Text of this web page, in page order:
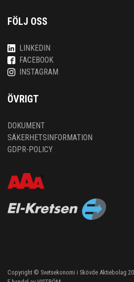
FÖLJ OSS
LINKEDIN
FACEBOOK
INSTAGRAM
ÖVRIGT
DOKUMENT
SÄKERHETSINFORMATION
GDPR-POLICY
Copyright © Svetsekonomi i Skövde Aktiebolag